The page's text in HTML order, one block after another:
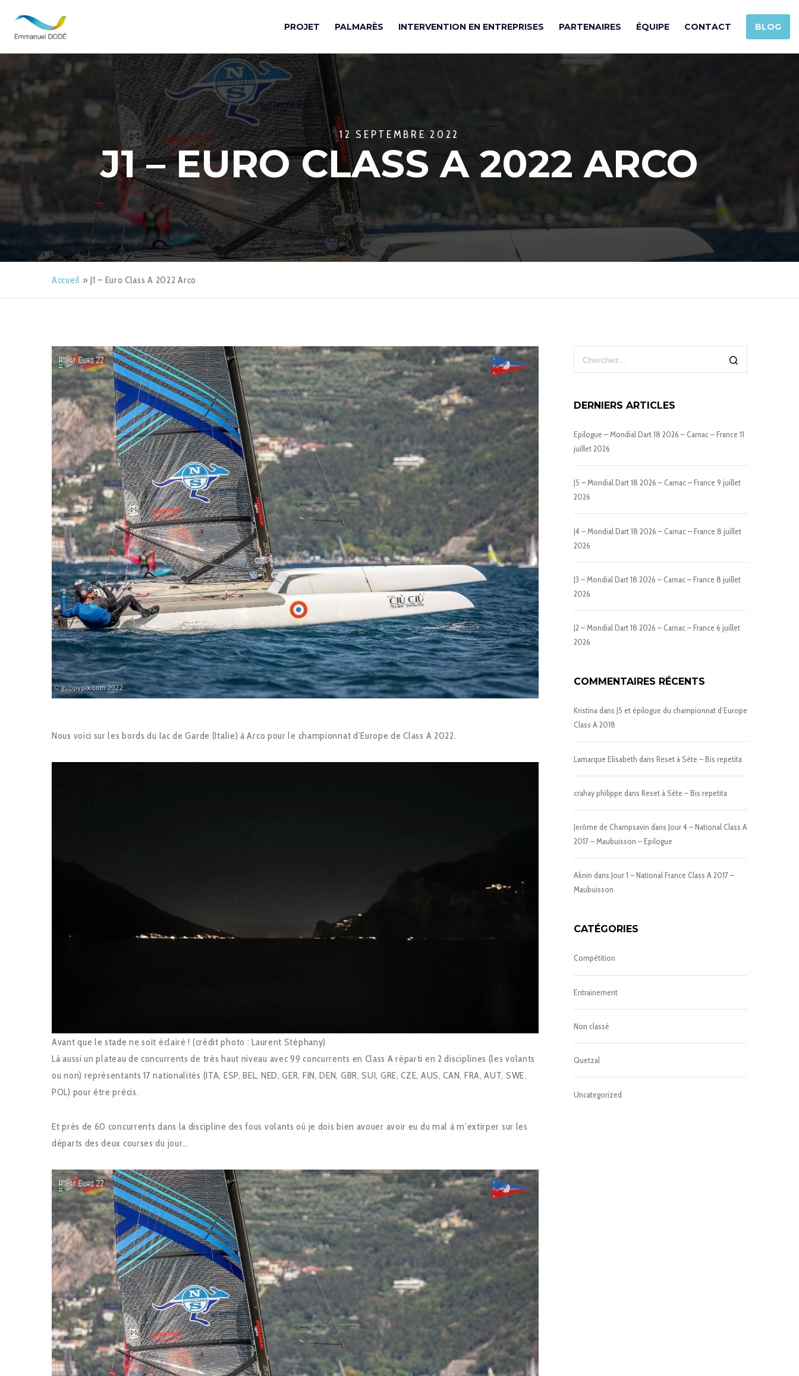
PROJET PALMARÈS INTERVENTION EN ENTREPRISES PARTENAIRES ÉQUIPE CONTACT BLOG
12 SEPTEMBRE 2022
J1 – EURO CLASS A 2022 ARCO
Accueil » J1 – Euro Class A 2022 Arco
Nous voici sur les bords du lac de Garde (Italie) à Arco pour le championnat d’Europe de Class A 2022.
Avant que le stade ne soit éclairé ! (crédit photo : Laurent Stéphany)
Là aussi un plateau de concurrents de très haut niveau avec 99 concurrents en Class A réparti en 2 disciplines (les volants
ou non) représentants 17 nationalités (ITA, ESP, BEL, NED, GER, FIN, DEN, GBR, SUI, GRE, CZE, AUS, CAN, FRA, AUT, SWE,
POL) pour être précis.
Et près de 60 concurrents dans la discipline des fous volants où je dois bien avouer avoir eu du mal à m’extirper sur les
départs des deux courses du jour…
DERNIERS ARTICLES
Epilogue – Mondial Dart 18 2026 – Carnac – France 11
juillet 2026
J5 – Mondial Dart 18 2026 – Carnac – France 9 juillet
2026
J4 – Mondial Dart 18 2026 – Carnac – France 8 juillet
2026
J3 – Mondial Dart 18 2026 – Carnac – France 8 juillet
2026
J2 – Mondial Dart 18 2026 – Carnac – France 6 juillet
2026
COMMENTAIRES RÉCENTS
Kristinadans J5 et épilogue du championnat d’Europe
Class A 2018
Lamarque Elisabeth dans Reset à Sète – Bis repetita
crahay philippe dans Reset à Sète – Bis repetita
Jerôme de Champsavin dans Jour 4 – National Class A
2017 – Maubuisson – Epilogue
Aknin dans Jour 1 – National France Class A 2017 –
Maubuisson
CATÉGORIES
Compétition
Entrainement
Non classé
Quetzal
Uncategorized